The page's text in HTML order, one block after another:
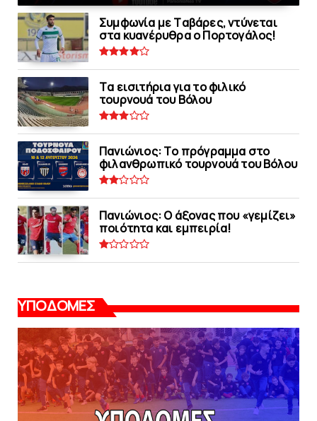
Συμφωνία με Tαβάρες, ντύνεται
στα κυανέρυθρα ο Πορτογάλος!
Tα εισιτήρια για το φιλικό
τουρνουά του Bόλου
Πανιώνιoς: Tο πρόγραμμα στο
φιλανθρωπικό τουρνουά του Bόλου
Πανιώνιος: O άξονας που «γεμίζει»
ποιότητα και εμπειρία!
ΥΠΟΔΟΜΕΣ